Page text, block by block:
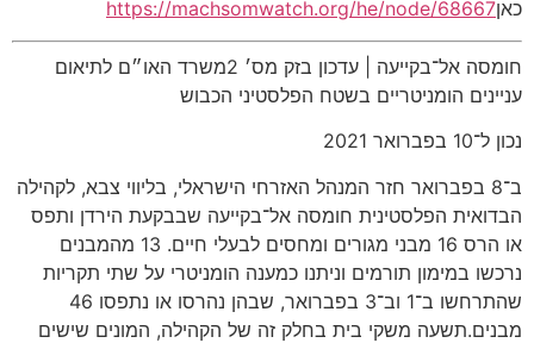
כאןhttps://machsomwatch.org/he/node/68667
חומסה אל־בקייעה | עדכון בזק מס׳ 2משרד האו״ם לתיאום
עניינים הומניטריים בשטח הפלסטיני הכבוש
נכון ל־10 בפברואר 2021
ב־8 בפברואר חזר המנהל האזרחי הישראלי, בליווי צבא, לקהילה
הבדואית הפלסטינית חומסה אל־בקייעה שבבקעת הירדן ותפס
או הרס 16 מבני מגורים ומחסים לבעלי חיים. 13 מהמבנים
נרכשו במימון תורמים וניתנו כמענה הומניטרי על שתי תקריות
שהתרחשו ב־1 וב־3 בפברואר, שבהן נהרסו או נתפסו 46
מבנים.תשעה משקי בית בחלק זה של הקהילה, המונים שישים